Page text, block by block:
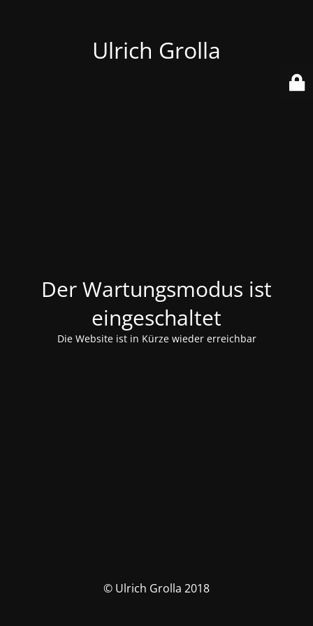
Ulrich Grolla
Der Wartungsmodus ist
eingeschaltet
Die Website ist in Kürze wieder erreichbar
© Ulrich Grolla 2018